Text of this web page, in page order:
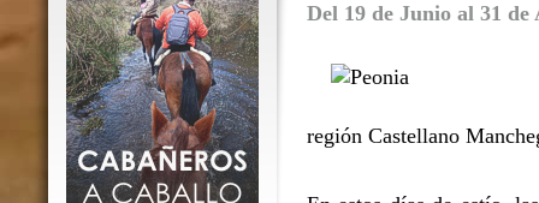
Del 19 de Junio al 31 de
región Castellano